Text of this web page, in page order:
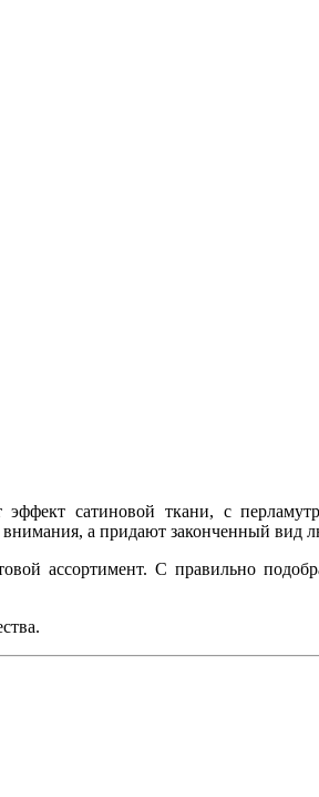
эффект сатиновой ткани, с
а придают законченный вид
ассортимент. С правильно